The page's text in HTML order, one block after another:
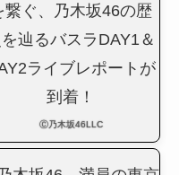
Ⓒ乃木坂46LLC